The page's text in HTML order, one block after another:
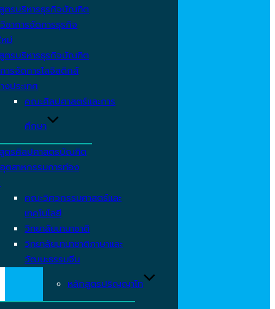
ตรบริหารธุรกิจบัณฑิต
ชาการจัดการธุรกิจ
ม่
ตรบริหารธุรกิจบัณฑิต
ารจัดการโลจิสติกส์
งประเทศ
คณะศิลปศาสตร์และการ
ศึกษา
ตรศิลปศาสตรบัณฑิต
ตสาหกรรมการท่อง
คณะวิศวกรรมศาสตร์และ
เทคโนโลยี
วิทยาลัยนานาชาติ
วิทยาลัยนานาชาติภาษาและ
วัฒนะธรรมจีน
หลักสูตรปริญญาโท